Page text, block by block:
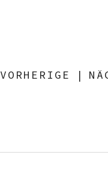
VORHERIGE |